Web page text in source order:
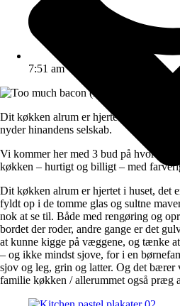
7:51 am
Dit køkken alrum er hjertet i huset, et
nyder hinandens selskab.
Vi kommer her med 3 bud på hvordan
køkken – hurtigt og billigt – med
Dit køkken alrum er hjertet i huset, det
fyldt op i de tomme glas og sultne
nok at se til. Både med rengøring og
bordet der roder, andre gange er det
at kunne kigge på væggene, og tænke
– og ikke mindst sjove, for i en
sjov og leg, grin og latter. Og det bærer
familie køkken / allerummet også præg